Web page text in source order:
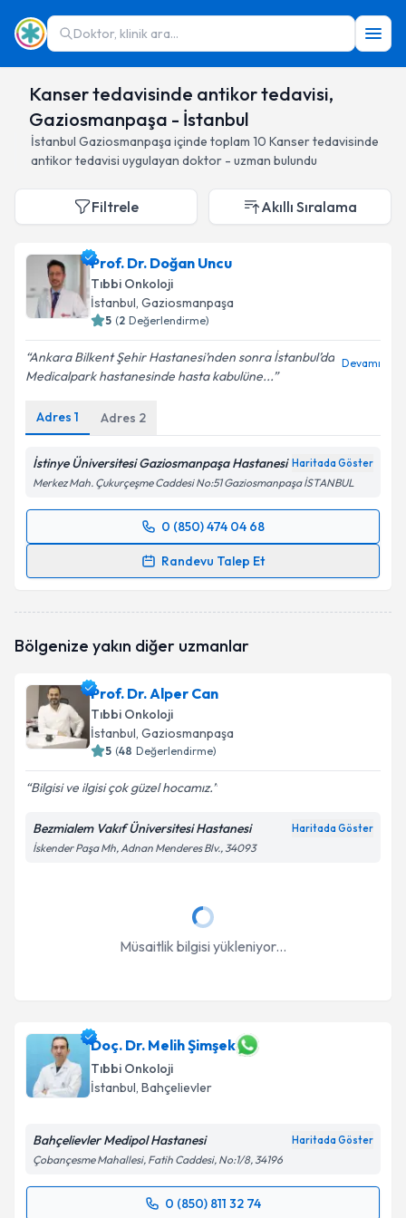
Doktor, klinik ara...
Kanser tedavisinde antikor tedavisi,
Gaziosmanpaşa - İstanbul
İstanbul Gaziosmanpaşa içinde toplam 10 Kanser tedavisinde
antikor tedavisi uygulayan doktor - uzman bulundu
Filtrele Akıllı Sıralama
Prof. Dr. Doğan Uncu
Tıbbi Onkoloji
İstanbul, Gaziosmanpaşa
5 (2 Değerlendirme)
Ankara Bilkent Şehir Hastanesi’nden sonra İstanbul’da
Medicalpark hastanesinde hasta kabulüne...
Devamı
Adres 1 Adres 2
İstinye Üniversitesi Gaziosmanpaşa Hastanesi Haritada Göster
Merkez Mah. Çukurçeşme Caddesi No:51 Gaziosmanpaşa İSTANBUL
0 (850) 474 04 68
Randevu Talep Et
Randevu Takvimi Talebi
oluşturun. Size bu uzmandan randevu almanız için bir
Kişisel verilerimin işlenmesine ilişkin
Metni'ni okudum ve kişisel verilerimin belirtilen
kapsamda işlenmesini kabul ediyorum.
Takvim Talebini Gönder
Bölgenize yakın diğer uzmanlar
Prof. Dr. Alper Can
Tıbbi Onkoloji
İstanbul, Gaziosmanpaşa
5 (48 Değerlendirme)
Bilgisi ve ilgisi çok güzel hocamız.
Bezmialem Vakıf Üniversitesi Hastanesi Haritada Göster
İskender Paşa Mh, Adnan Menderes Blv., 34093
Müsaitlik bilgisi yükleniyor...
Doç. Dr. Melih Şimşek
Tıbbi Onkoloji
İstanbul, Bahçelievler
Bahçelievler Medipol Hastanesi Haritada Göster
Çobançesme Mahallesi, Fatih Caddesi, No:1/8, 34196
0 (850) 811 32 74
Randevu Takvimi Talebi